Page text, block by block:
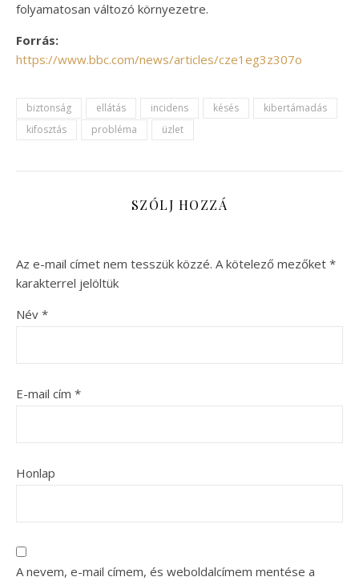
folyamatosan változó környezetre.
Forrás:
https://www.bbc.com/news/articles/cze1eg3z307o
biztonság ellátás incidens késés
kibertámadás
kifosztás
probléma üzlet
SZÓLJ HOZZÁ
Az e-mail címet nem tesszük közzé. A kötelező mezőket *
karakterrel jelöltük
Név *
E-mail cím *
Honlap
A nevem, e-mail címem, és weboldalcímem mentése a